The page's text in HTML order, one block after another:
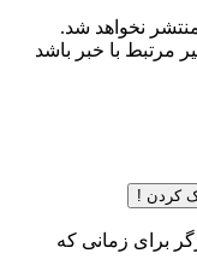
نخواهد شد.
مرتبط با خبر باشد
کردن !
برای زمانی که